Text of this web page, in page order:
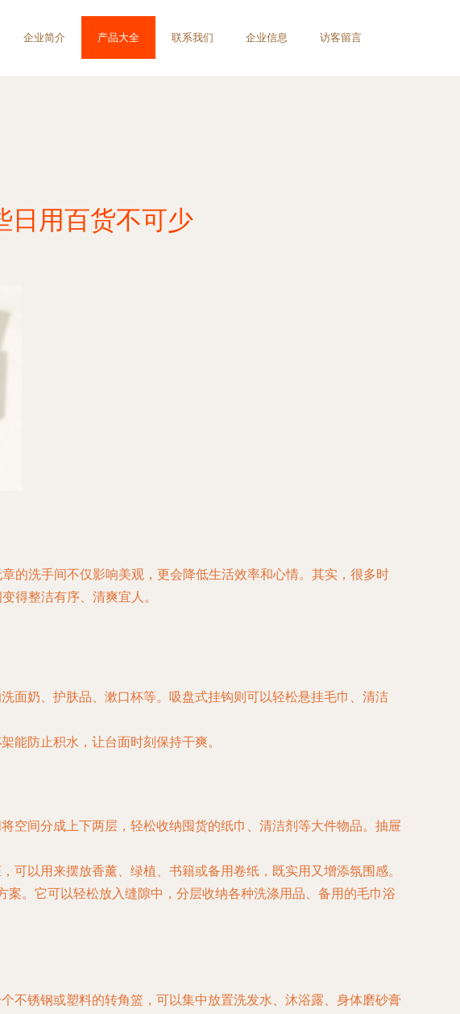
企业简介 产品大全 联系我们 企业信息 访客留言
日用百货不可少
的洗手间不仅影响美观，更会降低生活效率和心情。其实，很多时
得整洁有序、清爽宜人。
面奶、护肤品、漱口杯等。吸盘式挂钩则可以轻松悬挂毛巾、清洁
能防止积水，让台面时刻保持干爽。
空间分成上下两层，轻松收纳囤货的纸巾、清洁剂等大件物品。抽屉
可以用来摆放香薰、绿植、书籍或备用卷纸，既实用又增添氛围感。
。它可以轻松放入缝隙中，分层收纳各种洗涤用品、备用的毛巾浴
不锈钢或塑料的转角篮，可以集中放置洗发水、沐浴露、身体磨砂膏